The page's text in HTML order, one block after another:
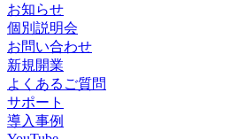
お知らせ
個別説明会
お問い合わせ
新規開業
よくあるご質問
サポート
導入事例